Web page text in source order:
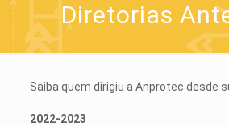
Diretorias
Saiba quem dirigiu a Anprotec desde
2022-2023